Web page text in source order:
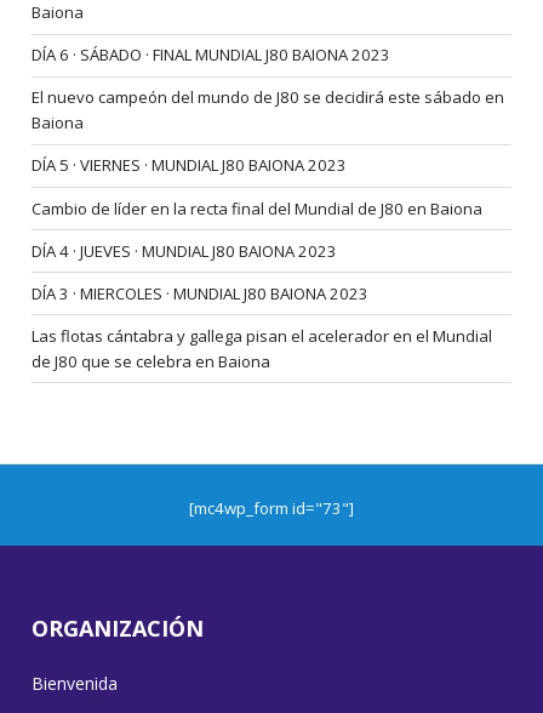
Baiona
DÍA 6 · SÁBADO · FINAL MUNDIAL J80 BAIONA 2023
El nuevo campeón del mundo de J80 se decidirá este sábado en
Baiona
DÍA 5 · VIERNES · MUNDIAL J80 BAIONA 2023
Cambio de líder en la recta final del Mundial de J80 en Baiona
DÍA 4 · JUEVES · MUNDIAL J80 BAIONA 2023
DÍA 3 · MIERCOLES · MUNDIAL J80 BAIONA 2023
Las flotas cántabra y gallega pisan el acelerador en el Mundial
de J80 que se celebra en Baiona
[mc4wp_form id="73"]
ORGANIZACIÓN
Bienvenida